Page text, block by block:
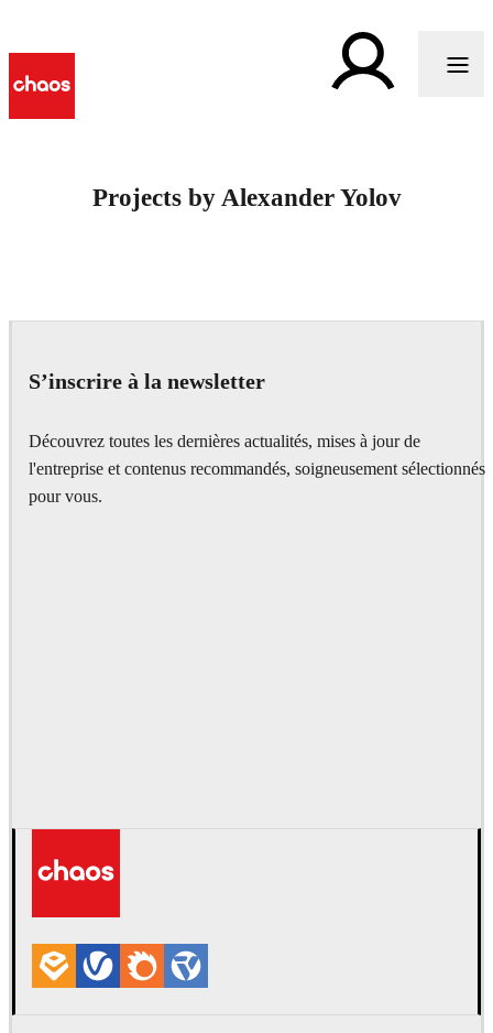
Projects by Alexander Yolov
S’inscrire à la newsletter
Découvrez toutes les dernières actualités, mises à jour de
l'entreprise et contenus recommandés, soigneusement sélectionnés
pour vous.